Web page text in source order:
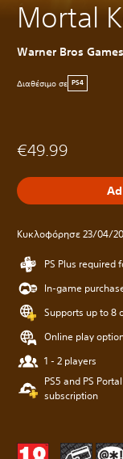
Mortal
Warner Bros Games
Διαθέσιμο σε PS4
€49.99
Κυκλοφόρησε 23/04/
PS Plus required
In-game
Supports up to 8
Online play
1 - 2 players
PS5 and PS
subscription